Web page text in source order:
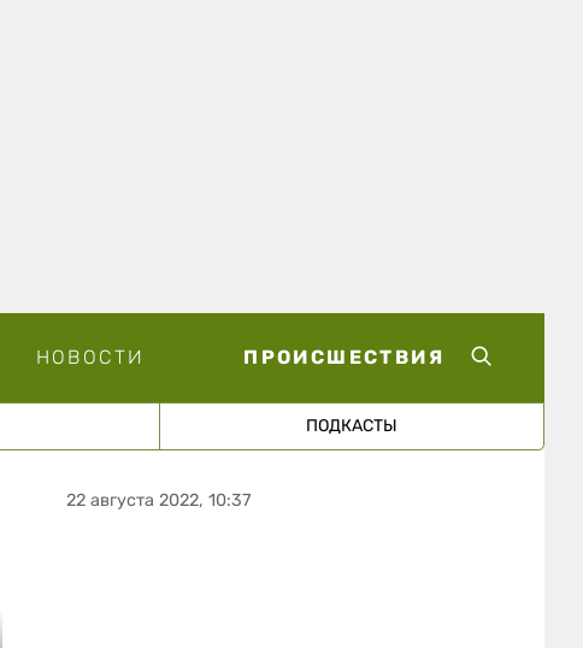
НОВОСТИ ПРОИСШЕСТВИЯ
ПОДКАСТЫ
22 августа 2022, 10:37